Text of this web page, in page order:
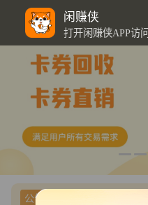
闲赚侠
打开闲赚侠APP访问
公告信息